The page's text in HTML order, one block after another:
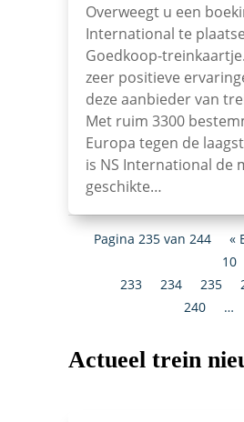
Overweegt u een
International te
Goedkoop-
zeer positieve
deze aanbieder van
Met ruim 3300
Europa tegen de
is NS International de
geschikte…
Pagina 235 van 244 «
10
233
234 235
240
…
Actueel trein